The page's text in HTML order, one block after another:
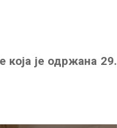
која је одржана 29.